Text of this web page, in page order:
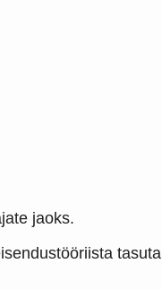
jaoks.
tasuta